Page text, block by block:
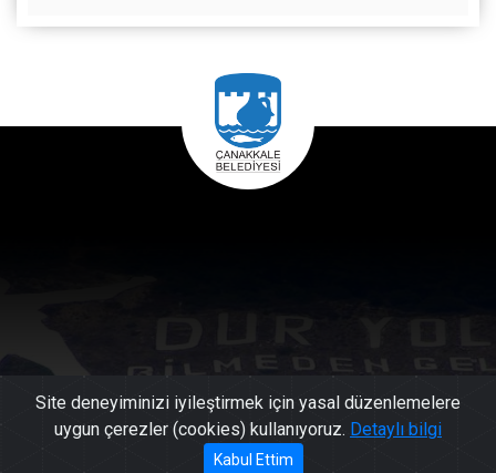
Site deneyiminizi iyileştirmek için yasal düzenlemelere
uygun çerezler (cookies) kullanıyoruz. Detaylı bilgi
Kabul Ettim